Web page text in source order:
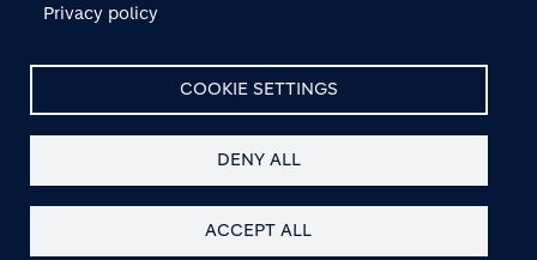
Privacy policy
COOKIE SETTINGS
DENY ALL
ACCEPT ALL
Datenschutz
Haftungsausschluss
Hinweis nach § 36 VBSG
Impressum AGB
Kontakt